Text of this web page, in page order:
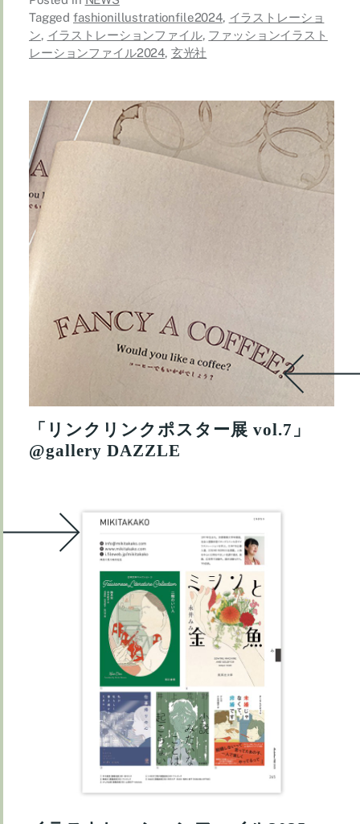
Tagged fashionillustrationfile2024, イラストレーショ
ン, イラストレーションファイル, ファッションイラスト
レーションファイル2024, 玄光社
「リンクリンクポスター展 vol.7」
@gallery DAZZLE